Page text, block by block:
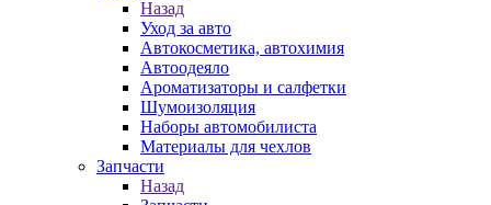
Назад
Уход за авто
Автокосметика, автохимия
Автоодеяло
Ароматизаторы и салфетки
Шумоизоляция
Наборы автомобилиста
Материалы для чехлов
Запчасти
Назад